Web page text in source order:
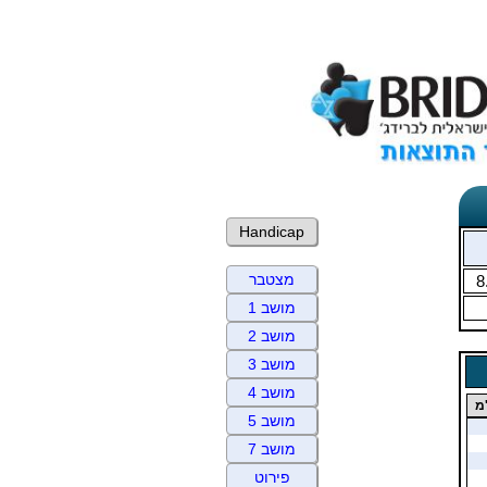
Handicap
מצטבר
מושב 1
מושב 2
מושב 3
מושב 4
מושב 5
מושב 7
פירוט